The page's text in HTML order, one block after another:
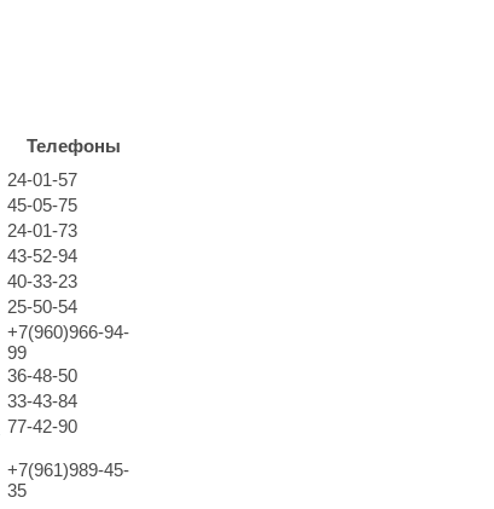
Телефоны
24-01-57
45-05-75
24-01-73
43-52-94
40-33-23
25-50-54
+7(960)966-94-
99
36-48-50
33-43-84
77-42-90
+7(961)989-45-
35